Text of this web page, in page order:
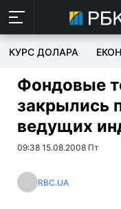
КУРС ДОЛАРА
Фондовые
закрылись
ведущих
09:38 15.08.2008 Пт
RBC.UA